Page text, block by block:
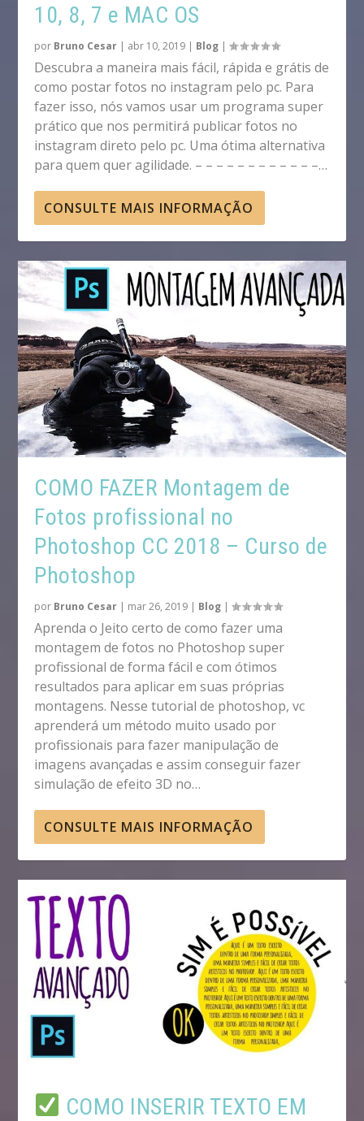
10, 8, 7 e MAC OS
por Bruno Cesar | abr 10, 2019 | Blog |
Descubra a maneira mais fácil, rápida e grátis de
como postar fotos no instagram pelo pc. Para
fazer isso, nós vamos usar um programa super
prático que nos permitirá publicar fotos no
instagram direto pelo pc. Uma ótima alternativa
para quem quer agilidade. – – – – – – – – – – – –…
CONSULTE MAIS INFORMAÇÃO
COMO FAZER Montagem de
Fotos profissional no
Photoshop CC 2018 – Curso de
Photoshop
por Bruno Cesar | mar 26, 2019 | Blog |
Aprenda o Jeito certo de como fazer uma
montagem de fotos no Photoshop super
profissional de forma fácil e com ótimos
resultados para aplicar em suas próprias
montagens. Nesse tutorial de photoshop, vc
aprenderá um método muito usado por
profissionais para fazer manipulação de
imagens avançadas e assim conseguir fazer
simulação de efeito 3D no…
CONSULTE MAIS INFORMAÇÃO
COMO INSERIR TEXTO EM